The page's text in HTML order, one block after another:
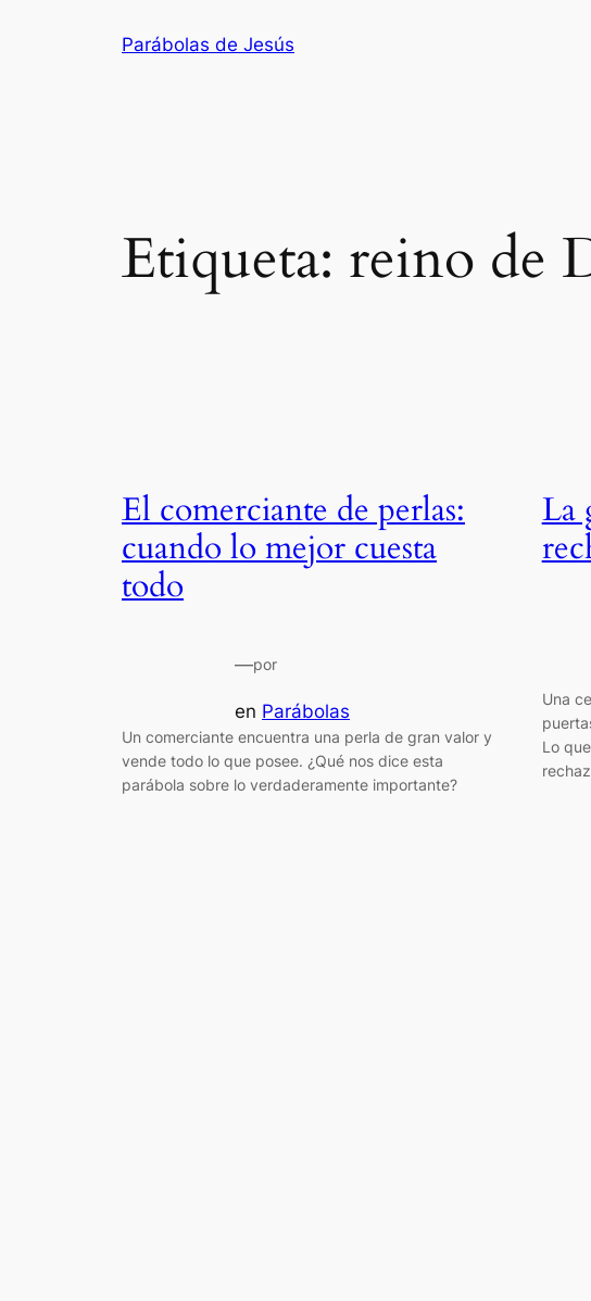
Parábolas de Jesús
Etiqueta: reino de
El comerciante de perlas:
cuando lo mejor cuesta
todo
—por
en Parábolas
Un comerciante encuentra una perla de gran valor y
vende todo lo que posee. ¿Qué nos dice esta
parábola sobre lo verdaderamente importante?
La
Una
Lo